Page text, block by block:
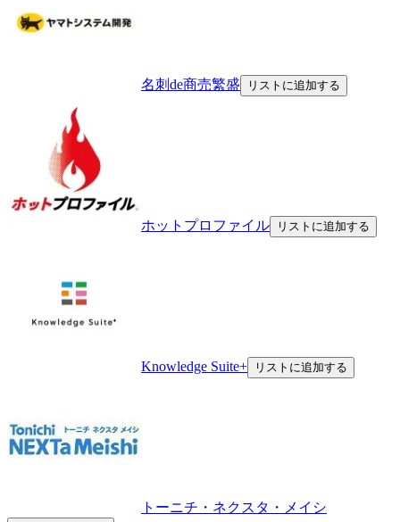
名刺de商売繁盛 リストに追加する
ホットプロファイル リストに追加する
Knowledge Suite+ リストに追加する
トーニチ・ネクスタ・メイシ